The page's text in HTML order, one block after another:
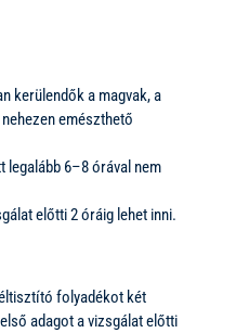
kerülendők a magvak, a
emészthető
legalább 6–8 órával nem
előtti 2 óráig lehet inni.
folyadékot két
adagot a vizsgálat előtti